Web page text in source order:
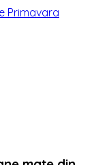
Primavara